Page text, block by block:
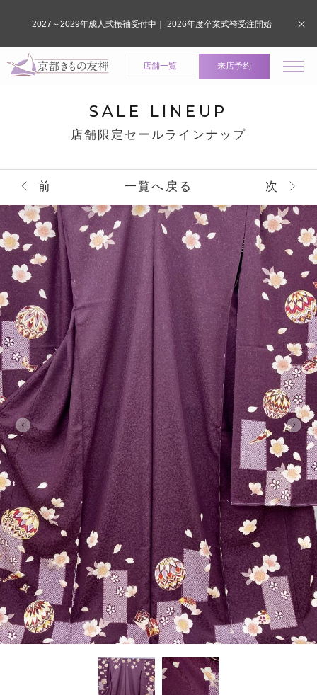
店舗一覧 来店予約
SALE LINEUP
店舗限定セールラインナップ
前 一覧へ戻る 次
2027～2029年成人式振袖受付中｜ 2026年度卒業式袴受注開始